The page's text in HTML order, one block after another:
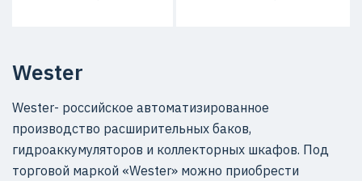
Wester
Wester- российское автоматизированное
производство расширительных баков,
гидроаккумуляторов и коллекторных шкафов. Под
торговой маркой «Wester» можно приобрести